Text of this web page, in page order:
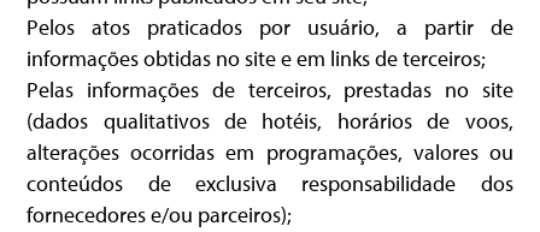
Pelos atos praticados por usuário, a partir de
informações obtidas no site e em links de terceiros;
Pelas informações de terceiros, prestadas no site
(dados qualitativos de hotéis, horários de voos,
alterações ocorridas em programações, valores ou
conteúdos de exclusiva responsabilidade dos
fornecedores e/ou parceiros);